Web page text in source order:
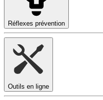
Réflexes prévention
Outils en ligne